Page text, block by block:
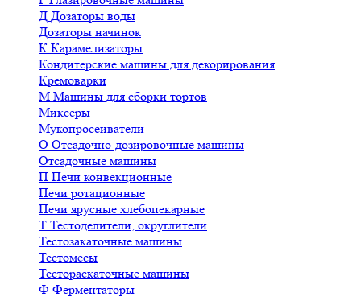
Д Дозаторы воды
Дозаторы начинок
К Карамелизаторы
Кондитерские машины для декорирования
Кремоварки
М Машины для сборки тортов
Миксеры
Мукопросеиватели
О Отсадочно-дозировочные машины
Отсадочные машины
П Печи конвекционные
Печи ротационные
Печи ярусные хлебопекарные
Т Тестоделители, округлители
Тестозакаточные машины
Тестомесы
Тестораскаточные машины
Ф Ферментаторы